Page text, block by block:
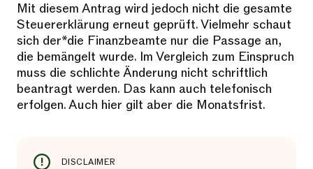
Mit diesem Antrag wird jedoch nicht die gesamte
Steuererklärung erneut geprüft. Vielmehr schaut
sich der*die Finanzbeamte nur die Passage an,
die bemängelt wurde. Im Vergleich zum Einspruch
muss die schlichte Änderung nicht schriftlich
beantragt werden. Das kann auch telefonisch
erfolgen. Auch hier gilt aber die Monatsfrist.
DISCLAIMER